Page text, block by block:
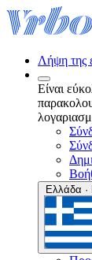
Λήψη της
Είναι